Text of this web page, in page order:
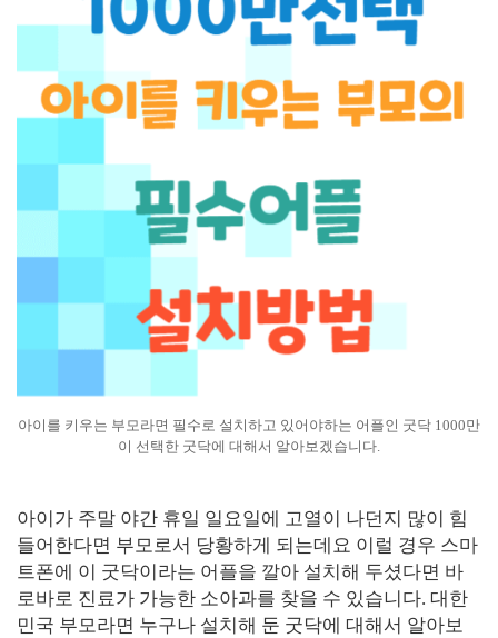
아이를 키우는 부모라면 필수로 설치하고 있어야하는 어플인 굿닥 1000만
이 선택한 굿닥에 대해서 알아보겠습니다.
아이가 주말 야간 휴일 일요일에 고열이 나던지 많이 힘
들어한다면 부모로서 당황하게 되는데요 이럴 경우 스마
트폰에 이 굿닥이라는 어플을 깔아 설치해 두셨다면 바
로바로 진료가 가능한 소아과를 찾을 수 있습니다. 대한
민국 부모라면 누구나 설치해 둔 굿닥에 대해서 알아보